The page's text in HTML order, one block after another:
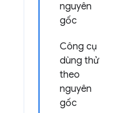
nguyên
gốc
Công cụ
dùng thử
theo
nguyên
gốc